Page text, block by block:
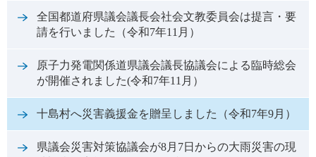
全国都道府県議会議長会社会文教委員会は提言・要
請を行いました（令和7年11月）
原子力発電関係道県議会議長協議会による臨時総会
が開催されました(令和7年11月）
十島村へ災害義援金を贈呈しました（令和7年9月）
県議会災害対策協議会が8月7日からの大雨災害の現